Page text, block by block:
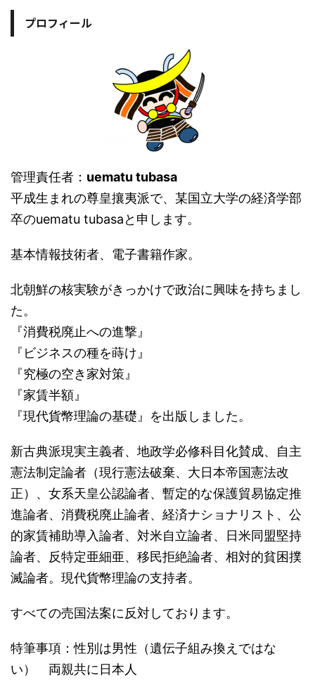
プロフィール
管理責任者： uematu tubasa
平成生まれの尊皇攘夷派で、某国立大学の経済学部
卒のuematu tubasaと申します。
基本情報技術者、電子書籍作家。
北朝鮮の核実験がきっかけで政治に興味を持ちまし
た。
『消費税廃止への進撃』
『ビジネスの種を蒔け』
『究極の空き家対策』
『家賃半額』
『現代貨幣理論の基礎』を出版しました。
新古典派現実主義者、地政学必修科目化賛成、自主
憲法制定論者（現行憲法破棄、大日本帝国憲法改
正）、女系天皇公認論者、暫定的な保護貿易協定推
進論者、消費税廃止論者、経済ナショナリスト、公
的家賃補助導入論者、対米自立論者、日米同盟堅持
論者、反特定亜細亜、移民拒絶論者、相対的貧困撲
滅論者。現代貨幣理論の支持者。
すべての売国法案に反対しております。
特筆事項：性別は男性（遺伝子組み換えではな
い） 両親共に日本人